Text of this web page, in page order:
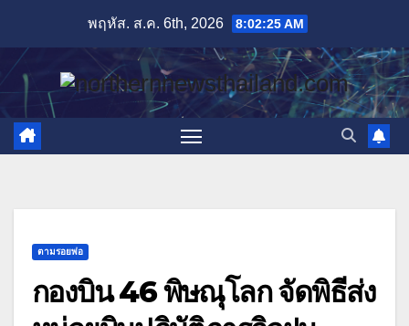
content
พฤหัส. ส.ค. 6th, 2026 8:02:26 AM
ตามรอยพ่อ
กองบิน 46 พิษณุโลก จัดพิธีส่ง